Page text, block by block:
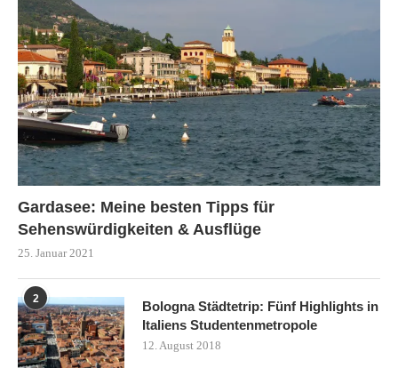
Gardasee: Meine besten Tipps für
Sehenswürdigkeiten & Ausflüge
25. Januar 2021
2
Bologna Städtetrip: Fünf Highlights in
Italiens Studentenmetropole
12. August 2018